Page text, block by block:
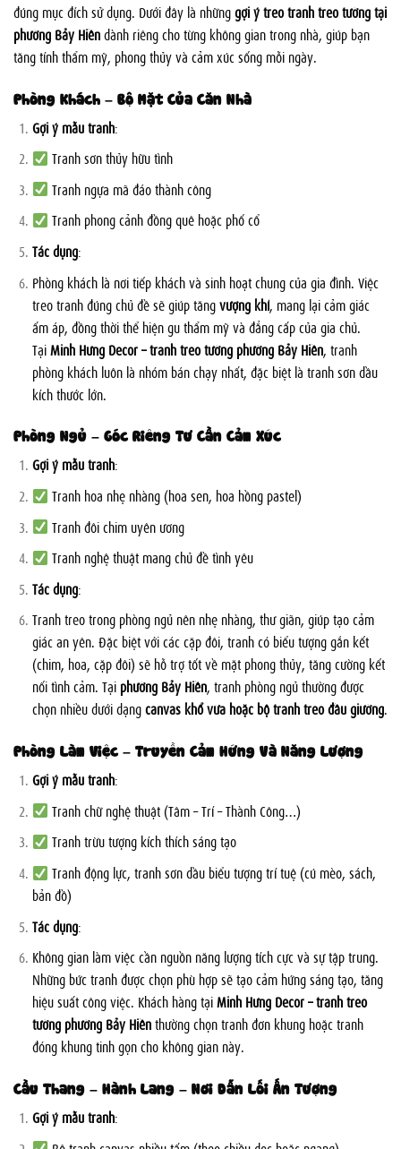
đúng mục đích sử dụng. Dưới đây là nhữnggợi ý treo tranh treo tường tại
phường Bảy Hiềndành riêng cho từng không gian trong nhà, giúp bạn
tăng tính thẩm mỹ, phong thủy và cảm xúc sống mỗi ngày.
Phòng Khách – Bộ Mặt Của Căn Nhà
Gợi ý mẫu tranh:
Tranh sơn thủy hữu tình
Tranh ngựa mã đáo thành công
Tranh phong cảnh đồng quê hoặc phố cổ
Tác dụng:
Phòng khách là nơi tiếp khách và sinh hoạt chung của gia đình. Việc
treo tranh đúng chủ đề sẽ giúp tăngvượng khí, mang lại cảm giác
ấm áp, đồng thời thể hiện gu thẩm mỹ và đẳng cấp của gia chủ.
TạiMinh Hưng Decor – tranh treo tường phường Bảy Hiền, tranh
phòng khách luôn là nhóm bán chạy nhất, đặc biệt là tranh sơn dầu
kích thước lớn.
Phòng Ngủ – Góc Riêng Tư Cần Cảm Xúc
Gợi ý mẫu tranh:
Tranh hoa nhẹ nhàng (hoa sen, hoa hồng pastel)
Tranh đôi chim uyên ương
Tranh nghệ thuật mang chủ đề tình yêu
Tác dụng:
Tranh treo trong phòng ngủ nên nhẹ nhàng, thư giãn, giúp tạo cảm
giác an yên. Đặc biệt với các cặp đôi, tranh có biểu tượng gắn kết
(chim, hoa, cặp đôi) sẽ hỗ trợ tốt về mặt phong thủy, tăng cường kết
nối tình cảm. Tại phường Bảy Hiền, tranh phòng ngủ thường được
chọn nhiều dưới dạngcanvas khổ vừa hoặc bộ tranh treo đầu giường.
Phòng Làm Việc – Truyền Cảm Hứng Và Năng Lượng
Gợi ý mẫu tranh:
Tranh chữ nghệ thuật (Tâm – Trí – Thành Công…)
Tranh trừu tượng kích thích sáng tạo
Tranh động lực, tranh sơn dầu biểu tượng trí tuệ (cú mèo, sách,
bản đồ)
Tác dụng:
Không gian làm việc cần nguồn năng lượng tích cực và sự tập trung.
Những bức tranh được chọn phù hợp sẽ tạo cảm hứng sáng tạo, tăng
hiệu suất công việc. Khách hàng tạiMinh Hưng Decor – tranh treo
tường phường Bảy Hiềnthường chọn tranh đơn khung hoặc tranh
đóng khung tinh gọn cho không gian này.
Cầu Thang – Hành Lang – Nơi Dẫn Lối Ấn Tượng
Gợi ý mẫu tranh: